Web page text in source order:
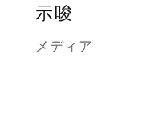
示唆
メディア